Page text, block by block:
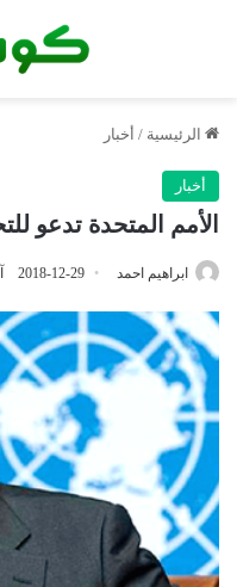
الرئيسية / أخبار
أخبار
الأمم المتحدة تدعو
ابراهيم احمد 2018-12-29